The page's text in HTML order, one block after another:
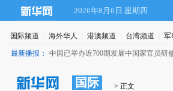
2026年8月6日 星期四
国际频道 海外华人 港澳频道 台湾频道 军
最新播报： ·中国已举办近700期发展中国家官员研
国际 > 正文